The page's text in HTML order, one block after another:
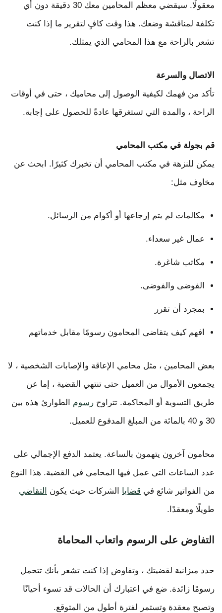
معقولًا. سيقضي معظم المحامين معك 30 دقيقة دون أي
تكلفة لمناقشة وضعك. هذا وقت كافٍ لتقرير ما إذا كنت
تشعر بالراحة مع هذا المحامي الذي يمثلك.
الاتصال والسرعة
تأكد من فهمك لكيفية الوصول إلى محاميك ، حتى في أوقات
الراحة ، والمدة التي تستغرقها عادةً للحصول على إجابة.
قم بجولة في مكتب المحامي
يمكن للنزهة في مكتب المحامي أن تخبرك كثيرًا. ابحث عن
مخاوف مثل:
مكالمات لم يتم إرجاعها أو أكوام من الرسائل.
عمال غير سعداء.
مكاتب شاغرة.
الفوضى والفوضى.
بمجرد أن تقرر
افهم كيف يتقاضى المحامون رسومًا مقابل خدماتهم
بعض المحامين ، مثل محامي الإعاقة والإصابات الشخصية ، لا
يجمعون الأموال من العميل حتى تنتهي القضية ، إما عن
طريق التسوية أو المحاكمة. تتراوح رسوم الطوارئ هذه بين
30 و 40 بالمائة من المبلغ المدفوع للعميل.
محامون آخرون يتهمون بالساعة. يعتمد الدفع الإجمالي على
عدد الساعات التي عمل فيها المحامي في القضية. هذا النوع
من الفواتير شائع في قضايا الشركات حيث يكون
التقاضي
طويلًا ومعقدًا.
التفاوض على الرسوم واتعاب المحاماة
حدد ميزانية لقضيتك ، وتفاوض إذا كنت تشعر بأنك تتحمل
رسومًا زائدة. ضع في اعتبارك أن الحالات قد تسوء أحيانًا
وتصبح معقدة وتستمر لفترة أطول من المتوقع.